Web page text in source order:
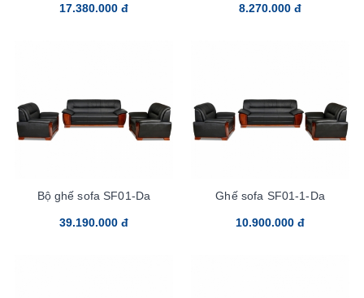
17.380.000 đ 8.270.000 đ
Bộ ghế sofa SF01-Da
39.190.000 đ
Ghế sofa SF01-1-Da
10.900.000 đ